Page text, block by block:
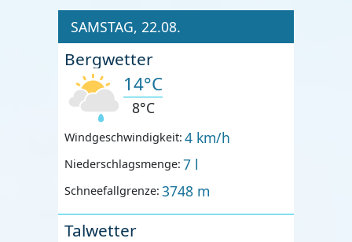
SAMSTAG, 22.08.
Bergwetter
14°C
8°C
Windgeschwindigkeit: 4 km/h
Niederschlagsmenge: 7 l
Schneefallgrenze: 3748 m
Talwetter